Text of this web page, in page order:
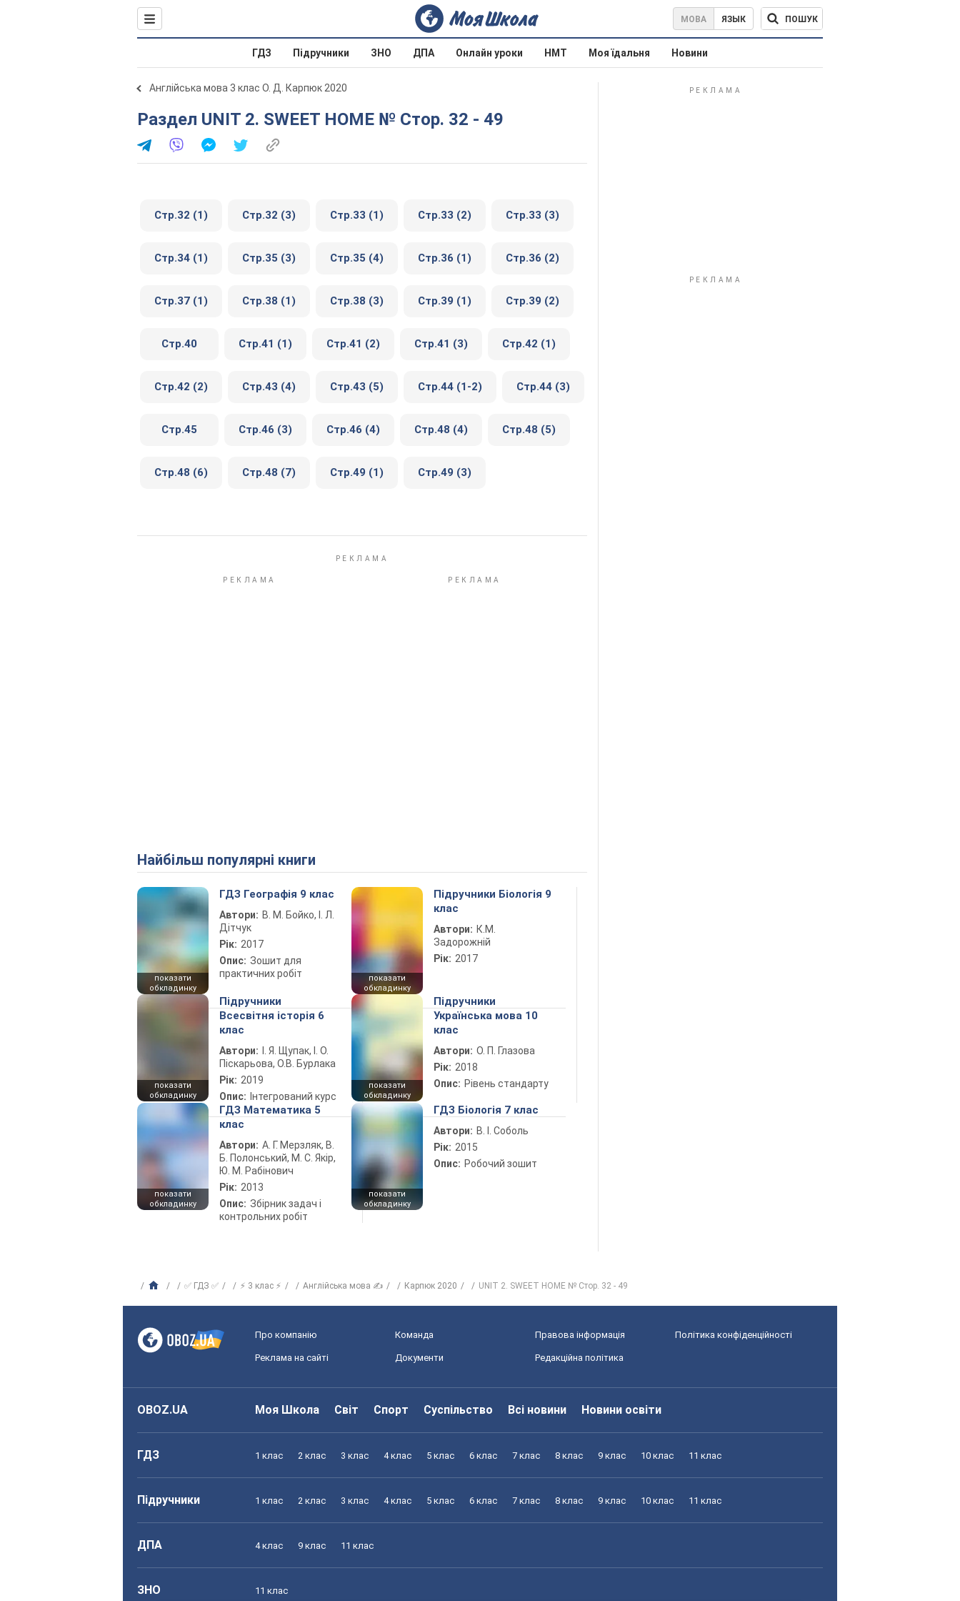
МОВА ЯЗЫК ПОШУК
ГДЗ Підручники ЗНО ДПА Онлайн уроки НМТ Моя їдальня Новини
Англійська мова 3 клас О. Д. Карпюк 2020
Раздел UNIT 2. SWEET HOME № Стор. 32 - 49
Стр.32 (1) Стр.32 (3) Стр.33 (1) Стр.33 (2) Стр.33 (3)
Стр.34 (1) Стр.35 (3) Стр.35 (4) Стр.36 (1) Стр.36 (2)
Стр.37 (1) Стр.38 (1) Стр.38 (3) Стр.39 (1) Стр.39 (2)
Стр.40 Стр.41 (1) Стр.41 (2) Стр.41 (3) Стр.42 (1)
Стр.42 (2) Стр.43 (4) Стр.43 (5) Стр.44 (1-2) Стр.44 (3)
Стр.45 Стр.46 (3) Стр.46 (4) Стр.48 (4) Стр.48 (5)
Стр.48 (6) Стр.48 (7) Стр.49 (1) Стр.49 (3)
Найбільш популярні книги
показати
обкладинку
ГДЗ Географія 9 клас
Автори: В. М. Бойко, І. Л.
Дітчук
Рік: 2017
Опис: Зошит для
практичних робіт
показати
обкладинку
Підручники Біологія 9
клас
Автори: К.М.
Задорожній
Рік: 2017
показати
обкладинку
Підручники
Всесвітня історія 6
клас
Автори:
І. Я. Щупак, І. О.
Піскарьова, О.В. Бурлака
Рік: 2019
Опис: Інтегрований курс
показати
обкладинку
Підручники
Українська мова 10
клас
Автори: О. П. Глазова
Рік: 2018
Опис: Рівень стандарту
показати
обкладинку
ГДЗ Математика 5
клас
Автори: А. Г. Мерзляк, В.
Б. Полонський, М. С. Якір,
Ю. М. Рабінович
Рік: 2013
Опис: Збірник задач і
контрольних робіт
показати
обкладинку
ГДЗ Біологія 7 клас
Автори: В. І. Соболь
Рік: 2015
Опис: Робочий зошит
✅ ГДЗ ✅ ⚡ 3 клас ⚡ Англійська мова ✍ Карпюк 2020 UNIT 2. SWEET HOME № Стор. 32 - 49
Про компанію Команда Правова інформація Політика конфіденційності
Реклама на сайті Документи Редакційна політика
OBOZ.UA Моя Школа Світ Спорт Суспільство Всі новини Новини освіти
ГДЗ 1 клас 2 клас 3 клас 4 клас 5 клас 6 клас 7 клас 8 клас 9 клас 10 клас 11 клас
Підручники 1 клас 2 клас 3 клас 4 клас 5 клас 6 клас 7 клас 8 клас 9 клас 10 клас 11 клас
ДПА 4 клас 9 клас 11 клас
ЗНО 11 клас